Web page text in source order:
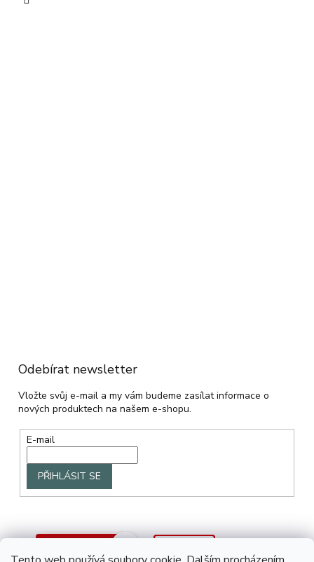
Odebírat newsletter
Vložte svůj e-mail a my vám budeme zasílat informace o
nových produktech na našem e-shopu.
E-mail
PŘIHLÁSIT SE